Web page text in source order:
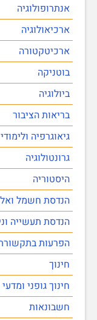
אנתרופולוגיה
ארכיאולוגיה
ארכיטקטורה
בוטניקה
ביולוגיה
בריאות הציבור
גיאוגרפיה
גרונטולוגיה
היסטוריה
הנדסת חשמל
הנדסת תעשייה
הפרעות
חינוך
חינוך גופני
חשבונאות